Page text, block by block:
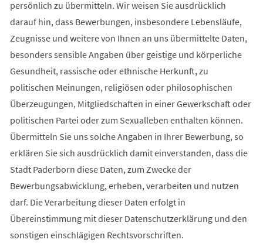
persönlich zu übermitteln. Wir weisen Sie ausdrücklich
darauf hin, dass Bewerbungen, insbesondere Lebensläufe,
Zeugnisse und weitere von Ihnen an uns übermittelte Daten,
besonders sensible Angaben über geistige und körperliche
Gesundheit, rassische oder ethnische Herkunft, zu
politischen Meinungen, religiösen oder philosophischen
Überzeugungen, Mitgliedschaften in einer Gewerkschaft oder
politischen Partei oder zum Sexualleben enthalten können.
Übermitteln Sie uns solche Angaben in Ihrer Bewerbung, so
erklären Sie sich ausdrücklich damit einverstanden, dass die
Stadt Paderborn diese Daten, zum Zwecke der
Bewerbungsabwicklung, erheben, verarbeiten und nutzen
darf. Die Verarbeitung dieser Daten erfolgt in
Übereinstimmung mit dieser Datenschutzerklärung und den
sonstigen einschlägigen Rechtsvorschriften.